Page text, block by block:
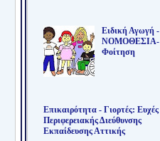
Ειδική Αγωγή -
ΝΟΜΟΘΕΣΙΑ-
Φοίτηση
Επικαιρότητα - Γιορτές: Ευχές
Περιφερειακής Διεύθυνσης
Εκπαίδευσης Αττικής